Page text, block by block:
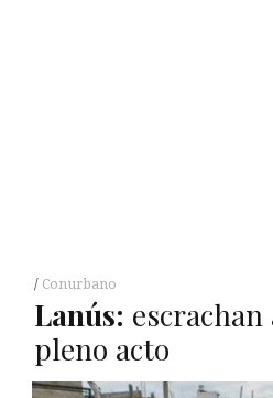
Conurbano
Lanús:
pleno acto